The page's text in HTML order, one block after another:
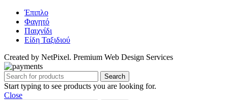
Έπιπλο
Φαγητό
Παιχνίδι
Είδη Ταξιδιού
Created by NetPixel. Premium Web Design Services
Search
Start typing to see products you are looking for.
Close